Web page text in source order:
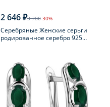
2 646 ₽3 780-30%
Серебряные Женские серьги
родированное серебро 925